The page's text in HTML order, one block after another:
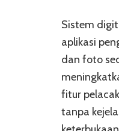
Sistem
aplikasi
dan foto
fitur
tanpa